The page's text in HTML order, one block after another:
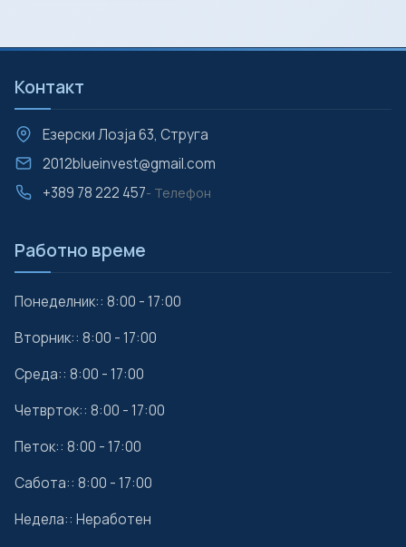
Контакт
Езерски Лозја 63, Струга
2012blueinvest@gmail.com
+389 78 222 457- Телефон
Работно време
Понеделник:: 8:00 - 17:00
Вторник:: 8:00 - 17:00
Среда:: 8:00 - 17:00
Четврток:: 8:00 - 17:00
Петок:: 8:00 - 17:00
Сабота:: 8:00 - 17:00
Недела:: Неработен